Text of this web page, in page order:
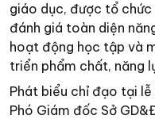
giáo dục, được tổ
đánh giá toàn diện
hoạt động học tập và
triển phẩm chất, năng
Phát biểu chỉ đạo tại lễ
Phó Giám đốc Sở